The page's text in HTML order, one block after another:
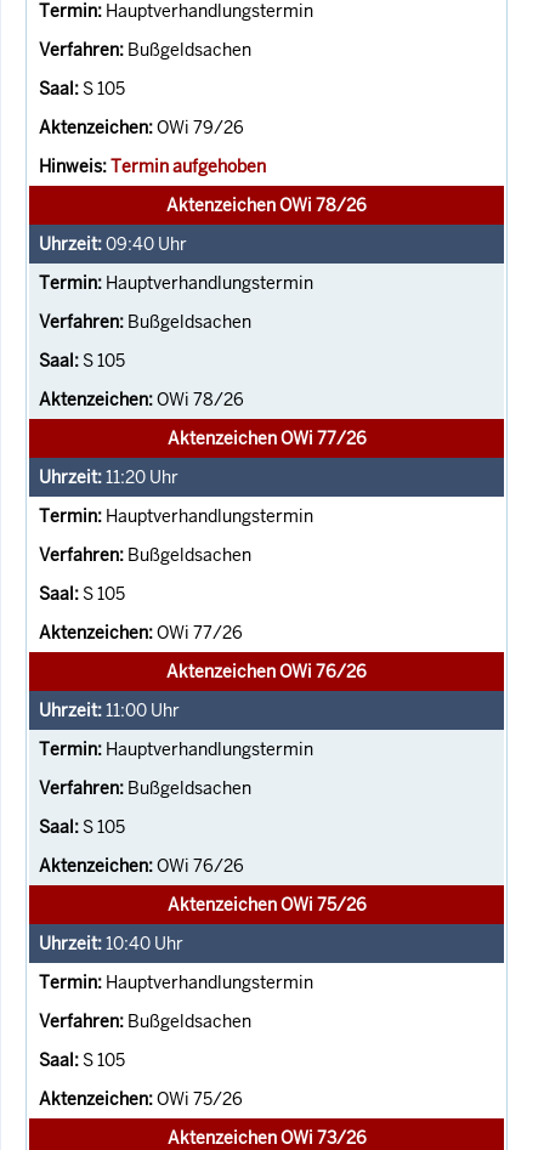
Hauptverhandlungstermin
Bußgeldsachen
S 105
OWi 79/26
Termin aufgehoben
Aktenzeichen OWi 78/26
09:40 Uhr
Hauptverhandlungstermin
Bußgeldsachen
S 105
OWi 78/26
Aktenzeichen OWi 77/26
11:20 Uhr
Hauptverhandlungstermin
Bußgeldsachen
S 105
OWi 77/26
Aktenzeichen OWi 76/26
11:00 Uhr
Hauptverhandlungstermin
Bußgeldsachen
S 105
OWi 76/26
Aktenzeichen OWi 75/26
10:40 Uhr
Hauptverhandlungstermin
Bußgeldsachen
S 105
OWi 75/26
Aktenzeichen OWi 73/26